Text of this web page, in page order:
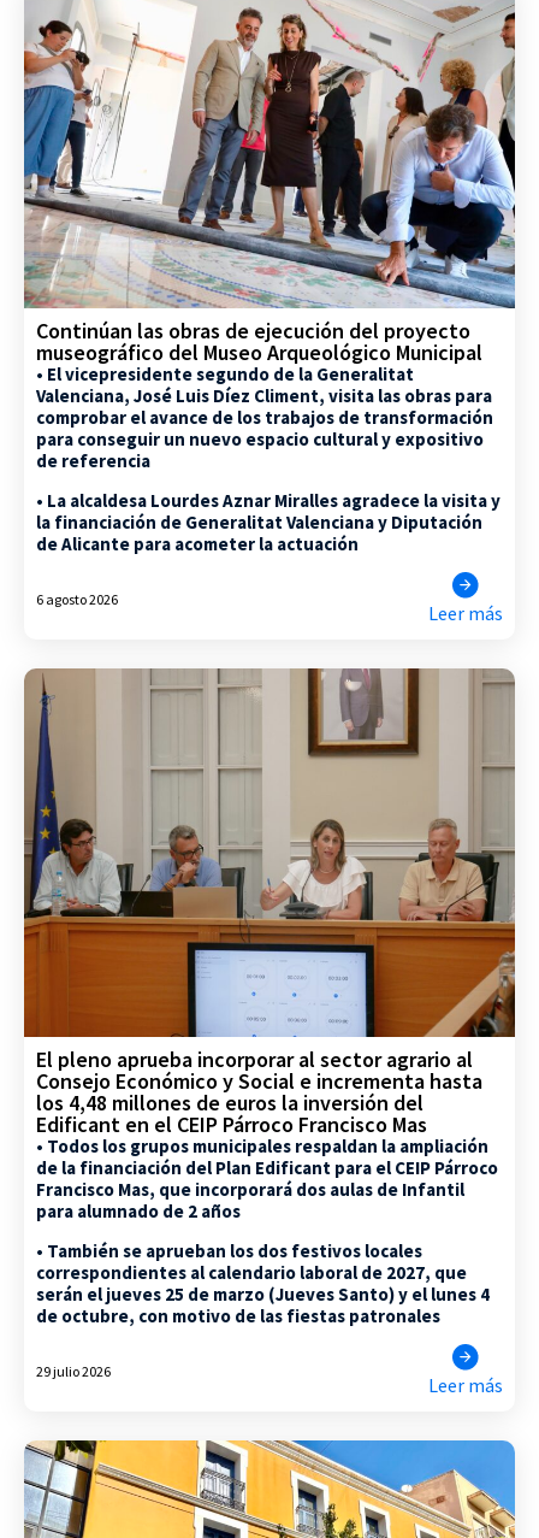
Continúan las obras de ejecución del proyecto
museográfico del Museo Arqueológico Municipal
• El vicepresidente segundo de la Generalitat
Valenciana, José Luis Díez Climent, visita las obras para
comprobar el avance de los trabajos de transformación
para conseguir un nuevo espacio cultural y expositivo
de referencia
• La alcaldesa Lourdes Aznar Miralles agradece la visita y
la financiación de Generalitat Valenciana y Diputación
de Alicante para acometer la actuación
6 agosto 2026
Leer más
El pleno aprueba incorporar al sector agrario al
Consejo Económico y Social e incrementa hasta
los 4,48 millones de euros la inversión del
Edificant en el CEIP Párroco Francisco Mas
• Todos los grupos municipales respaldan la ampliación
de la financiación del Plan Edificant para el CEIP Párroco
Francisco Mas, que incorporará dos aulas de Infantil
para alumnado de 2 años
• También se aprueban los dos festivos locales
correspondientes al calendario laboral de 2027, que
serán el jueves 25 de marzo (Jueves Santo) y el lunes 4
de octubre, con motivo de las fiestas patronales
29 julio 2026
Leer más